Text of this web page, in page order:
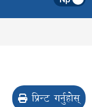
प्रिन्ट गर्नुहोस्